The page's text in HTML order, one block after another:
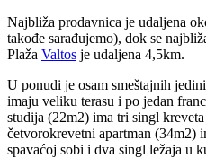
Najbliža prodavnica je udaljena
takođe sarađujemo), dok se
Plaža Valtos je udaljena 4,5km.
U ponudi je osam smeštajnih
imaju veliku terasu i po jedan
studija (22m2) ima tri singl
četvorokrevetni apartman (34m2)
spavaćoj sobi i dva singl ležaja u